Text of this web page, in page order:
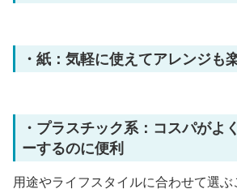
・紙：気軽に使えてアレンジも
・プラスチック系：コスパがよ
ーするのに便利
用途やライフスタイルに合わせて選